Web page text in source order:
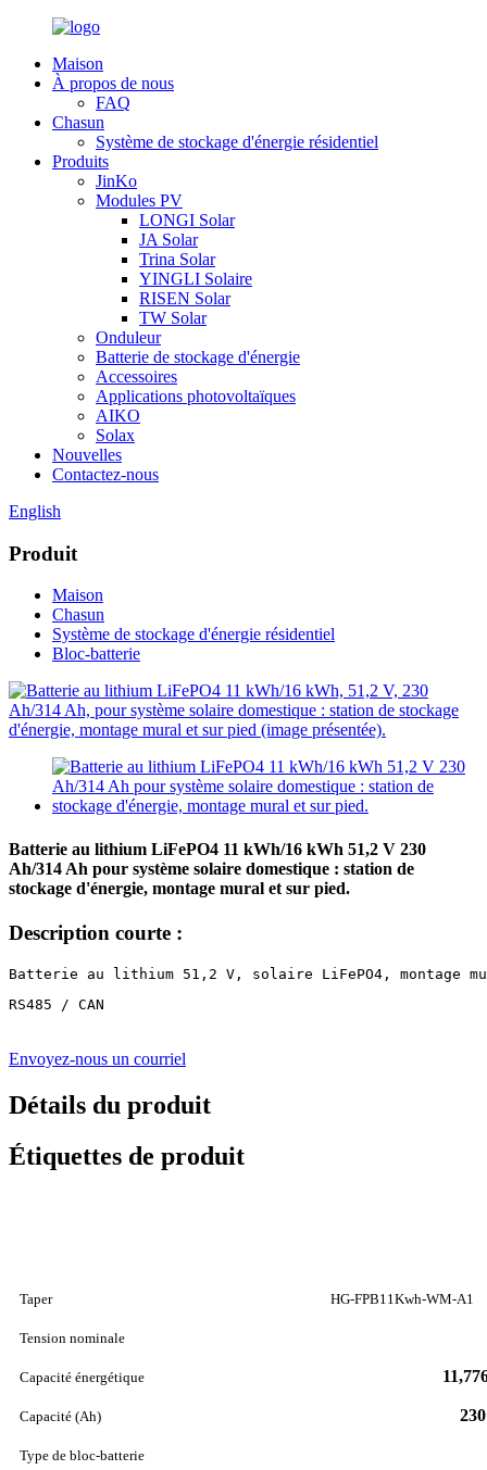
Maison
À propos de nous
FAQ
Chasun
Système de stockage d'énergie résidentiel
Produits
JinKo
Modules PV
LONGI Solar
JA Solar
Trina Solar
YINGLI Solaire
RISEN Solar
TW Solar
Onduleur
Batterie de stockage d'énergie
Accessoires
Applications photovoltaïques
AIKO
Solax
Nouvelles
Contactez-nous
English
Produit
Maison
Chasun
Système de stockage d'énergie résidentiel
Bloc-batterie
Batterie au lithium LiFePO4 11 kWh/16 kWh 51,2 V 230
Ah/314 Ah pour système solaire domestique : station de
stockage d'énergie, montage mural et sur pied.
Description courte :
Batterie au lithium 51,2 V, solaire LiFePO4, montage
RS485 / CAN
Envoyez-nous un courriel
Détails du produit
Étiquettes de produit
Taper HG-FPB11Kwh-WM-A1
Tension nominale
Capacité énergétique
Capacité (Ah)
Type de bloc-batterie